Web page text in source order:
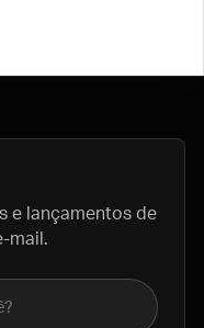
e lançamentos de
mail.